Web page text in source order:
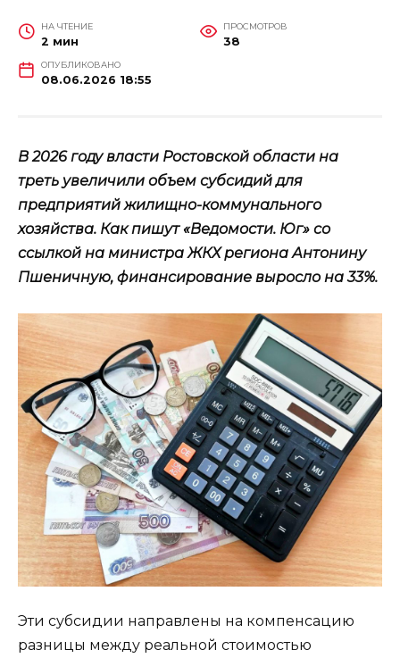
НА ЧТЕНИЕ
2 мин
ПРОСМОТРОВ
38
ОПУБЛИКОВАНО
08.06.2026 18:55
В 2026 году власти Ростовской области на
треть увеличили объем субсидий для
предприятий жилищно-коммунального
хозяйства. Как пишут «Ведомости. Юг» со
ссылкой на министра ЖКХ региона Антонину
Пшеничную, финансирование выросло на 33%.
Эти субсидии направлены на компенсацию
разницы между реальной стоимостью